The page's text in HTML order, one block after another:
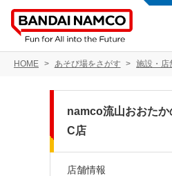
HOME あそび場をさがす 施設・店
namco流山おおたか
C店
店舗情報